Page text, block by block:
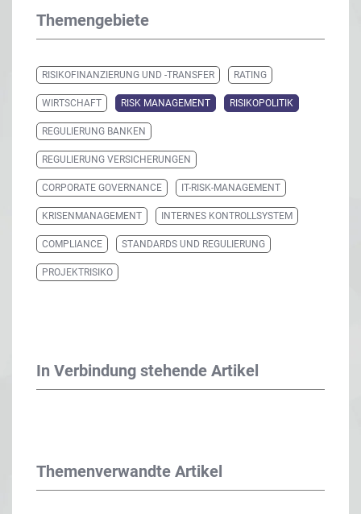
Themengebiete
RISIKOFINANZIERUNG UND -TRANSFER RATING
WIRTSCHAFT RISK MANAGEMENT RISIKOPOLITIK
REGULIERUNG BANKEN
REGULIERUNG VERSICHERUNGEN
CORPORATE GOVERNANCE IT-RISK-MANAGEMENT
KRISENMANAGEMENT INTERNES KONTROLLSYSTEM
COMPLIANCE STANDARDS UND REGULIERUNG
PROJEKTRISIKO
In Verbindung stehende Artikel
Themenverwandte Artikel